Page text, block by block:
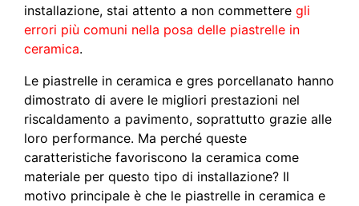
installazione, stai attento a non commettere gli
errori più comuni nella posa delle piastrelle in
ceramica.
Le piastrelle in ceramica e gres porcellanato hanno
dimostrato di avere le migliori prestazioni nel
riscaldamento a pavimento, soprattutto grazie alle
loro performance. Ma perché queste
caratteristiche favoriscono la ceramica come
materiale per questo tipo di installazione? Il
motivo principale è che le piastrelle in ceramica e